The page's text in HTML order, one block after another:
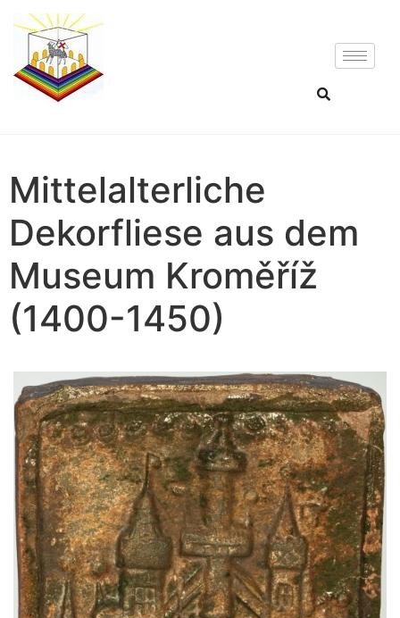
Mittelalterliche
Dekorfliese aus dem
Museum Kroměříž
(1400-1450)